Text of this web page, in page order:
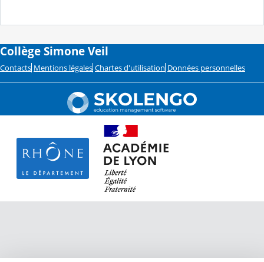
Collège Simone Veil
Contacts Mentions légales Chartes d'utilisation Données personnelles